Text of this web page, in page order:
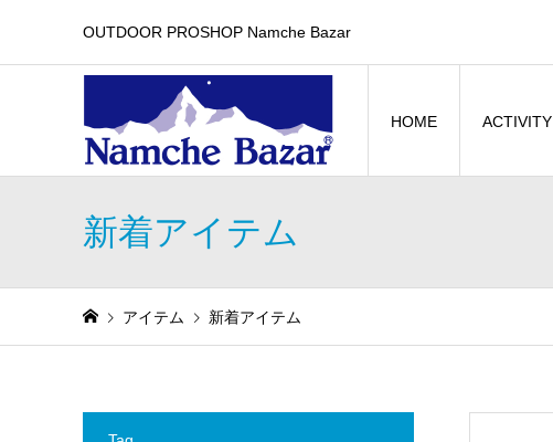
OUTDOOR PROSHOP Namche Bazar
HOME ACTIVITY
新着アイテム
アイテム 新着アイテム